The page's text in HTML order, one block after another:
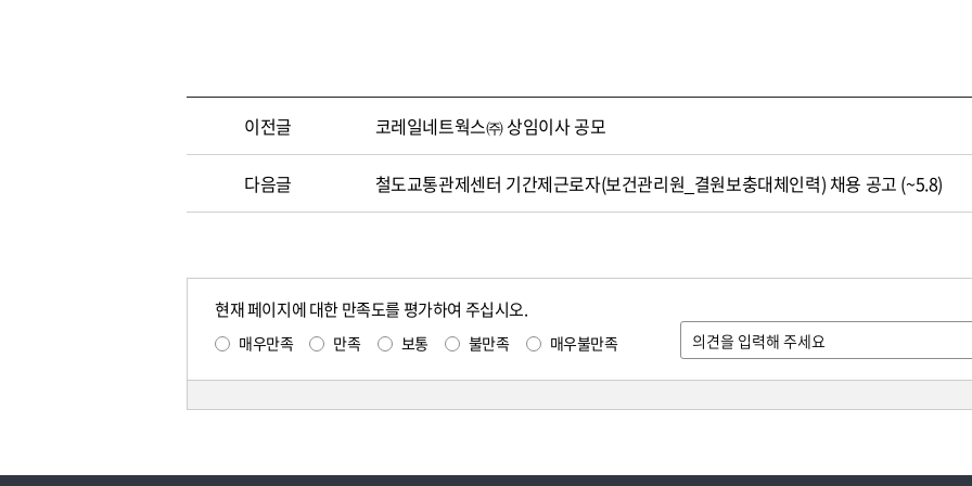
이전글 코레일네트웍스㈜ 상임이사 공모
다음글 철도교통관제센터 기간제근로자(보건관리원_결원보충대체인력) 채용 공고 (~5.8)
현재 페이지에 대한 만족도를 평가하여 주십시오.
매우만족 만족 보통 불만족 매우불만족